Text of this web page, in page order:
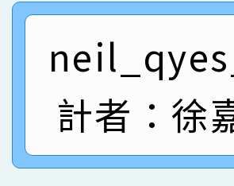
創客第三名。
賽 洪綺君教
名
賀！本校阿
倩參加桃園
名 指導老師
賀！本校四
園市英語競
指導老師林
賀！本校參
賽 劉文瑛教
賀！本校參
計者：徐